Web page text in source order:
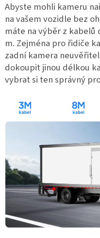
Abyste mohli kameru
na vašem vozidle bez
máte na výběr z kabelů
m. Zejména pro řidiče
zadní kamera
dokoupit jinou délkou
vybrat si ten správný